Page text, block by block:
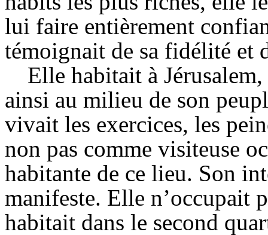
lui faire entièrement
témoignait de sa fidélité et
Elle habitait à
ainsi au milieu de son
vivait les exercices, les
non pas comme visiteuse
habitante de ce lieu. Son
manifeste. Elle n’occupait
habitait dans le second